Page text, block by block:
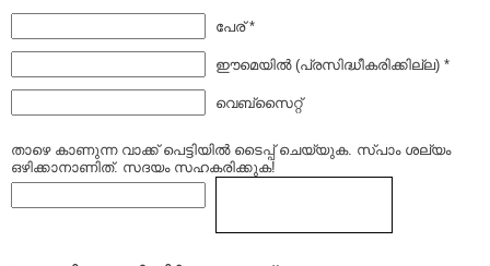
പേര് *
ഈമെയില്‍ (പ്രസിദ്ധീകരിക്കില്ല) *
വെബ്സൈറ്റ്
താഴെ കാണുന്ന വാക്ക് പെട്ടിയില്‍ ടൈപ്പ്‌ ചെയ്യുക. സ്പാം ശല്യം
ഒഴിക്കാനാണിത്. സദയം സഹകരിക്കുക!